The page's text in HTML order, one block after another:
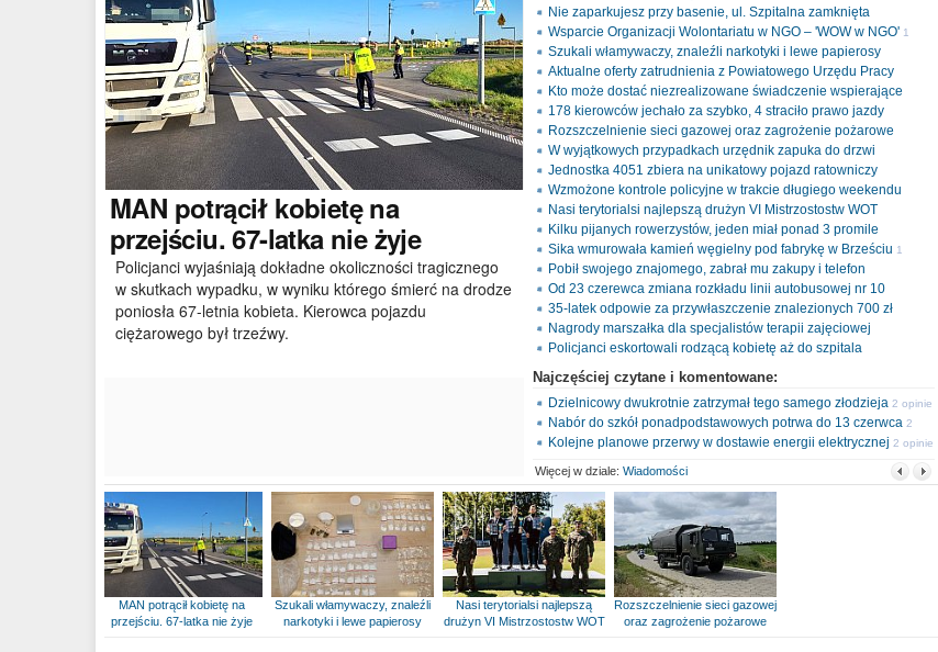
MAN potrącił kobietę na
przejściu. 67-latka nie żyje
Policjanci wyjaśniają dokładne okoliczności tragicznego
w skutkach wypadku, w wyniku którego śmierć na drodze
poniosła 67-letnia kobieta. Kierowca pojazdu
ciężarowego był trzeźwy.
Nie zaparkujesz przy basenie, ul. Szpitalna zamknięta
Wsparcie Organizacji Wolontariatu w NGO – 'WOW w NGO' 1
opinia
Szukali włamywaczy, znaleźli narkotyki i lewe papierosy
Aktualne oferty zatrudnienia z Powiatowego Urzędu Pracy
Kto może dostać niezrealizowane świadczenie wspierające
178 kierowców jechało za szybko, 4 straciło prawo jazdy
Rozszczelnienie sieci gazowej oraz zagrożenie pożarowe
W wyjątkowych przypadkach urzędnik zapuka do drzwi
Jednostka 4051 zbiera na unikatowy pojazd ratowniczy
Wzmożone kontrole policyjne w trakcie długiego weekendu
Nasi terytorialsi najlepszą drużyn VI Mistrzostostw WOT
Kilku pijanych rowerzystów, jeden miał ponad 3 promile
Sika wmurowała kamień węgielny pod fabrykę w Brześciu 1
opinia
Pobił swojego znajomego, zabrał mu zakupy i telefon
Od 23 czerewca zmiana rozkładu linii autobusowej nr 10
35-latek odpowie za przywłaszczenie znalezionych 700 zł
Nagrody marszałka dla specjalistów terapii zajęciowej
Policjanci eskortowali rodzącą kobietę aż do szpitala
Najczęściej czytane i komentowane:
Dzielnicowy dwukrotnie zatrzymał tego samego złodzieja 2 opinie
Nabór do szkół ponadpodstawowych potrwa do 13 czerwca 2
opinie
Kolejne planowe przerwy w dostawie energii elektrycznej 2 opinie
Więcej w dziale: Wiadomości
MAN potrącił kobietę na
przejściu. 67-latka nie żyje
Szukali włamywaczy, znaleźli
narkotyki i lewe papierosy
Nasi terytorialsi najlepszą
drużyn VI Mistrzostostw WOT
Rozszczelnienie sieci gazowej
oraz zagrożenie pożarowe